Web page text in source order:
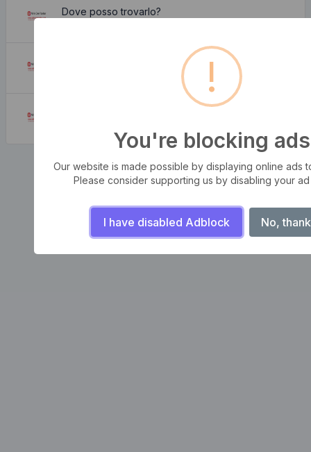
Dove posso trovarlo?
!
You're blocking ads
Our website is made possible by displaying online ads
Please consider supporting us by disabling your
I have disabled Adblock No,